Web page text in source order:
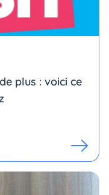
plus : voici ce